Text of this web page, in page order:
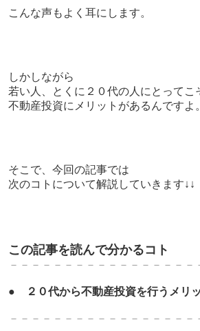
こんな声もよく耳にします。
しかしながら
若い人、とくに２０代の人にとってこ
不動産投資にメリットがあるんですよ。
そこで、今回の記事では
次のコトについて解説していきます↓↓
この記事を読んで分かるコト
－－－－－－－－－－－－－－－－－
● ２０代から不動産投資を行うメリ
－－－－－－－－－－－－－－－－－